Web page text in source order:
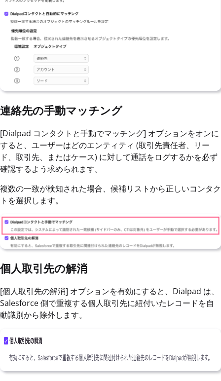
連絡先の手動マッチング
[Dialpad コンタクトと手動でマッチング] オプションをオンに
すると、ユーザーはどのエンティティ (取引先責任者、リー
ド、取引先、またはケース) に対して通話をログするかを必ず
確認するよう求められます。
複数の一致が検知された場合、候補リストから正しいコンタク
トを選択します。
個人取引先の解消
[個人取引先の解消] オプションを有効にすると、Dialpad は、
Salesforce 側で重複する個人取引先に紐付いたレコードを自
動識別から除外します。